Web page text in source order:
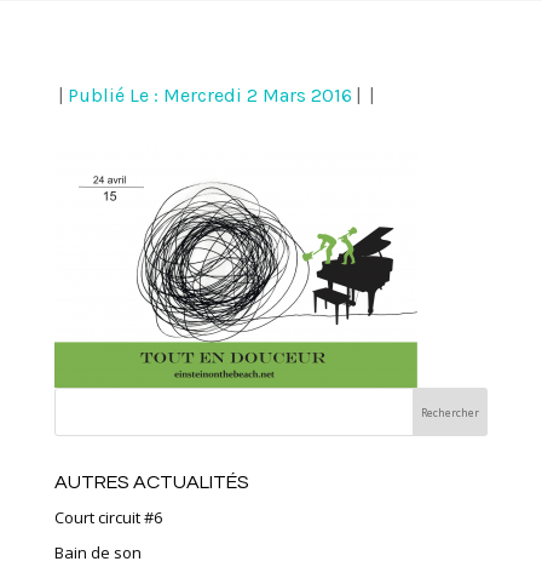
Publié Le : Mercredi 2 Mars 2016
AUTRES ACTUALITÉS
Court circuit #6
Bain de son